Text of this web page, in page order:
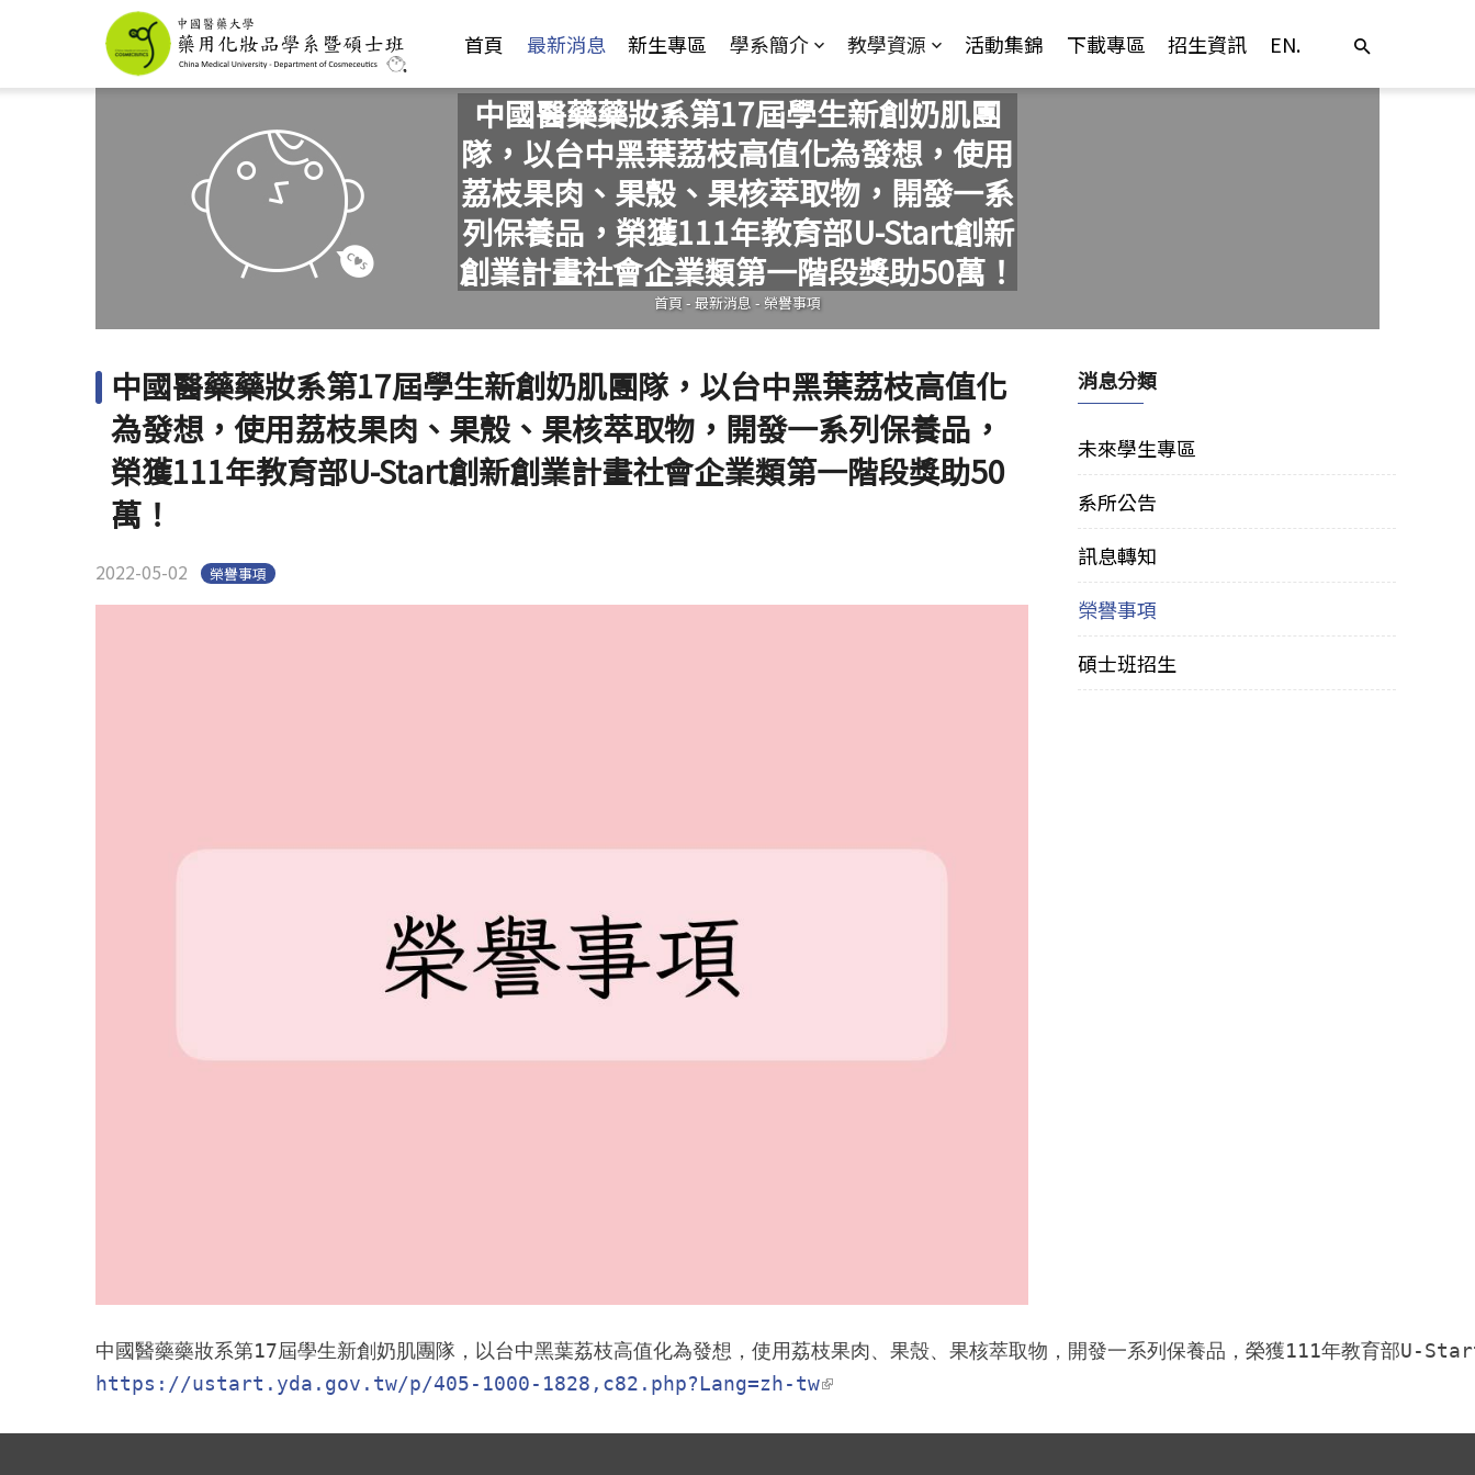
首頁 最新消息 新生專區 學系簡介 教學資源 活動集錦 下載專區 招生資訊 EN.
中國醫藥藥妝系第17屆學生新創奶肌團
隊，以台中黑葉荔枝高值化為發想，使用
荔枝果肉、果殼、果核萃取物，開發一系
列保養品，榮獲111年教育部U-Start創新
創業計畫社會企業類第一階段獎助50萬！
您在這裡
首頁- 最新消息 - 榮譽事項
中國醫藥藥妝系第17屆學生新創奶肌團隊，以台中黑葉荔枝高值化
為發想，使用荔枝果肉、果殼、果核萃取物，開發一系列保養品，
榮獲111年教育部U-Start創新創業計畫社會企業類第一階段獎助50
萬！
2022-05-02 榮譽事項
https://ustart.yda.gov.tw/p/405-1000-1828,c82.php?Lang=zh-tw(link is external)
消息分類
未來學生專區
系所公告
訊息轉知
榮譽事項
碩士班招生